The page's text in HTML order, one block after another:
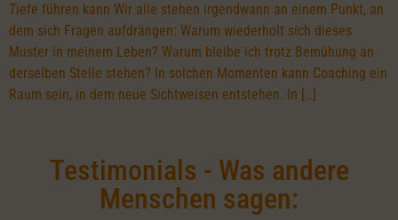
Tiefe führen kann Wir alle stehen irgendwann an einem Punkt, an
dem sich Fragen aufdrängen: Warum wiederholt sich dieses
Muster in meinem Leben? Warum bleibe ich trotz Bemühung an
derselben Stelle stehen? In solchen Momenten kann Coaching ein
Raum sein, in dem neue Sichtweisen entstehen. In […]
Testimonials - Was andere
Menschen sagen: